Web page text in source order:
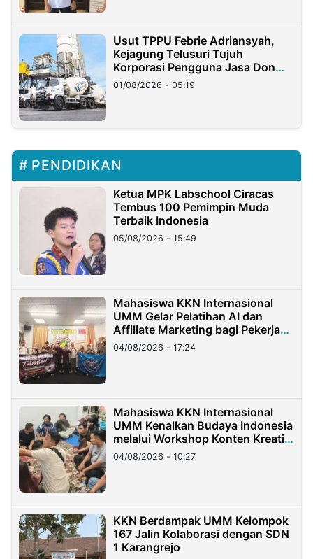
Usut TPPU Febrie Adriansyah,
Kejagung Telusuri Tujuh
Korporasi Pengguna Jasa Don
Ritto
01/08/2026 - 05:19
PENDIDIKAN
Ketua MPK Labschool Ciracas
Tembus 100 Pemimpin Muda
Terbaik Indonesia
05/08/2026 - 15:49
Mahasiswa KKN Internasional
UMM Gelar Pelatihan AI dan
Affiliate Marketing bagi Pekerja
Migran Indonesia di Taiwan
04/08/2026 - 17:24
Mahasiswa KKN Internasional
UMM Kenalkan Budaya Indonesia
melalui Workshop Konten Kreatif
di Taiwan
04/08/2026 - 10:27
KKN Berdampak UMM Kelompok
167 Jalin Kolaborasi dengan SDN
1 Karangrejo